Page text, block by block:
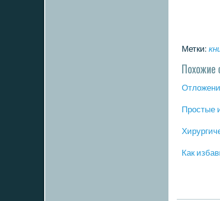
Метки:
Похожие
Прοстые
Как